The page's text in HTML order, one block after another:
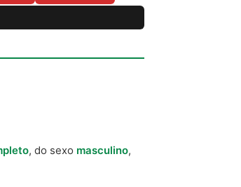
, do sexo masculino,